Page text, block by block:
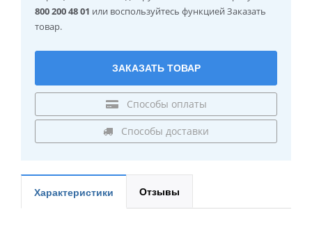
800 200 48 01 или воспользуйтесь функцией Заказать
товар.
ЗАКАЗАТЬ ТОВАР
Способы оплаты
Способы доставки
Характеристики Отзывы